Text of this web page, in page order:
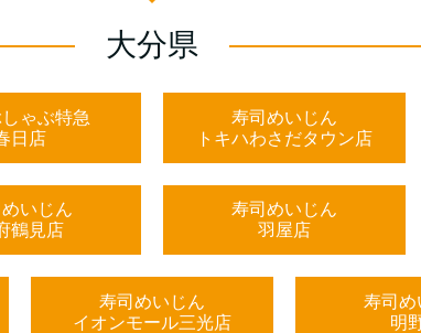
大分県
ゃぶ特急
日店
寿司めいじん
トキハわさだタウン店
いじん
鶴見店
寿司めいじん
羽屋店
寿司めいじん
イオンモール三光店
寿司め
明